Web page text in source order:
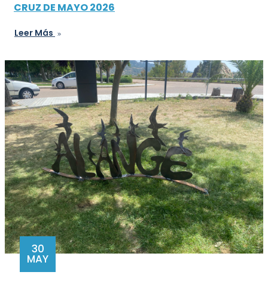
CRUZ DE MAYO 2026
Leer Más
30
MAY